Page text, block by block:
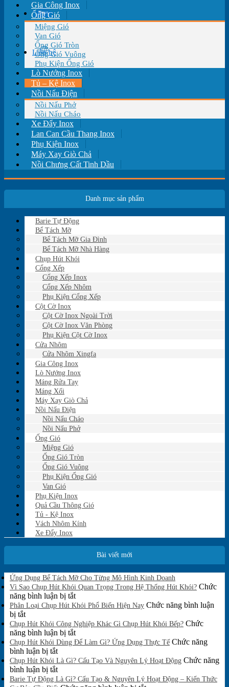
Tin tức
Liên hệ
Gia Công Inox
Ống Gió
Miệng Gió
Van Gió
Ống Gió Tròn
Ống Gió Vuông
Phụ Kiện Ống Gió
Lò Nướng Inox
Tủ – Kệ Inox
Nồi Nấu Điện
Nồi Nấu Phở
Nồi Nấu Cháo
Xe Đẩy Inox
Lan Can Cầu Thang Inox
Phụ Kiện Inox
Máy Xay Giò Chả
Nồi Chưng Cất Tinh Dầu
Danh mục sản phẩm
Barie Tự Động
Bể Tách Mỡ
Bể Tách Mỡ Gia Đình
Bể Tách Mỡ Nhà Hàng
Chụp Hút Khói
Cổng Xếp
Cổng Xếp Inox
Cổng Xếp Nhôm
Phụ Kiện Cổng Xếp
Cột Cờ Inox
Cột Cờ Inox Ngoài Trời
Cột Cờ Inox Văn Phòng
Phụ Kiện Cột Cờ Inox
Cửa Nhôm
Cửa Nhôm Xingfa
Gia Công Inox
Lò Nướng Inox
Máng Rửa Tay
Máng Xối
Máy Xay Giò Chả
Nồi Nấu Điện
Nồi Nấu Cháo
Nồi Nấu Phở
Ống Gió
Miệng Gió
Ống Gió Tròn
Ống Gió Vuông
Phụ Kiện Ống Gió
Van Gió
Phụ Kiện Inox
Quả Cầu Thông Gió
Tủ - Kệ Inox
Vách Nhôm Kính
Xe Đẩy Inox
Bài viết mới
Ứng Dụng Bể Tách Mỡ Cho Từng Mô Hình Kinh Doanh
có
bình
luận
ở
Dụng
Tách
Cho
Từng
Hình
Vì Sao Chụp Hút Khói Quan Trọng Trong Hệ Thống Hút Khói? Chức
năng bình luận bị tắtở
Vì
Chụp
Hút
Khói
Trọng
Hệ
Phân Loại Chụp Hút Khói Phổ Biến Hiện Nay Chức năng bình luận
bị tắtở
Phân
Loại
Chụp
Hút
Khói
Phổ
Biến
Chụp Hút Khói Công Nghiệp Khác Gì Chụp Hút Khói Bếp? Chức
năng bình luận bị tắtở
Chụp
Khói
Nghiệp
Chụp Hút Khói Dùng Để Làm Gì? Ứng Dụng Thực Tế Chức năng
bình luận bị tắtở
Chụp
Hút
Khói
Chụp Hút Khói Là Gì? Cấu Tạo Và Nguyên Lý Hoạt Động Chức năng
bình luận bị tắtở
Chụp
Barie Tự Động Là Gì? Cấu Tạo & Nguyên Lý Hoạt Động – Kiến Thức